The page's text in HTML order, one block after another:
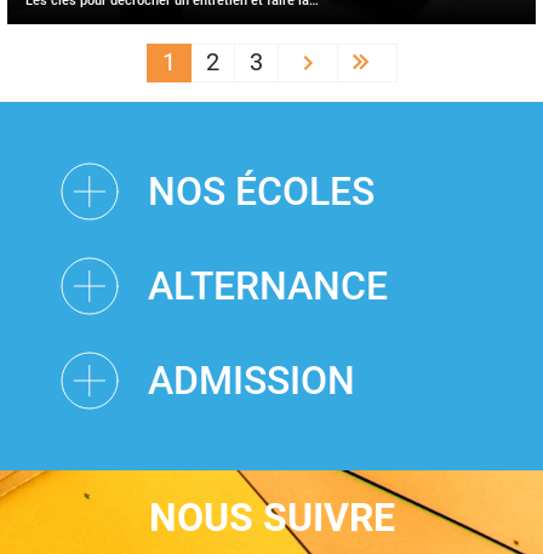
PAGINATION1 2 3 Next ›
NOS ÉCOLES
ALTERNANCE
ADMISSION
NOUS SUIVRE